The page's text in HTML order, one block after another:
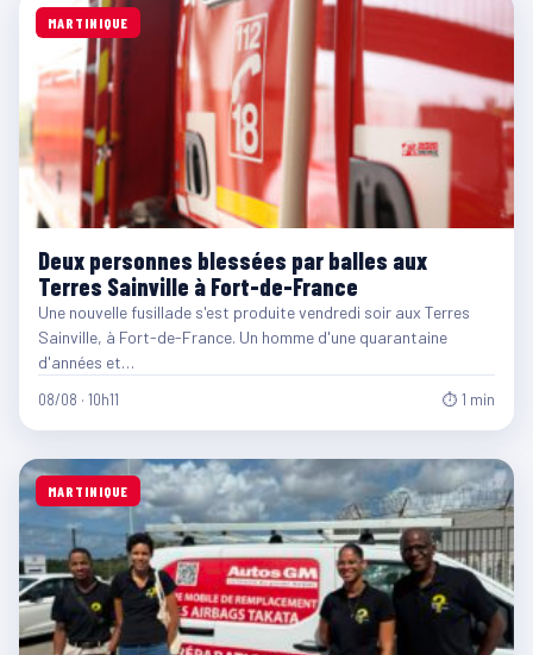
MARTINIQUE
Deux personnes blessées par balles aux
Terres Sainville à Fort-de-France
Une nouvelle fusillade s'est produite vendredi soir aux Terres
Sainville, à Fort-de-France. Un homme d'une quarantaine
d'années et…
08/08 · 10h11 ⏱ 1 min
MARTINIQUE